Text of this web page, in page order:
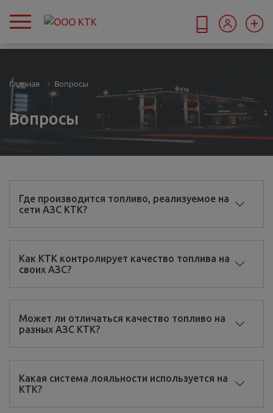
Меню
Главная Вопросы
Вопросы
Где производится топливо, реализуемое на
сети АЗС КТК?
Как КТК контролирует качество топлива на
своих АЗС?
Может ли отличаться качество топливо на
разных АЗС КТК?
Какая система лояльности используется на
КТК?